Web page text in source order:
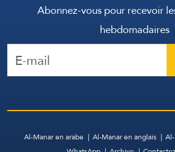
Abonnez-vous pour recevoir
hebdomadaires
Al-Manar en arabe Al-Manar en anglais